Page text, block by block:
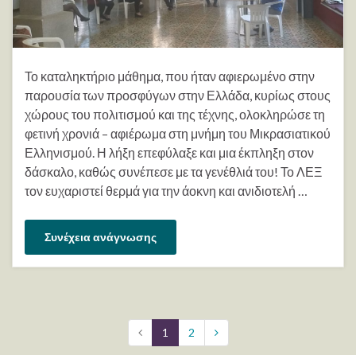
Το καταληκτήριο μάθημα, που ήταν αφιερωμένο στην
παρουσία των προσφύγων στην Ελλάδα, κυρίως στους
χώρους του πολιτισμού και της τέχνης, ολοκληρώσε τη
φετινή χρονιά – αφιέρωμα στη μνήμη του Μικρασιατικού
Ελληνισμού. Η λήξη επεφύλαξε και μια έκπληξη στον
δάσκαλο, καθώς συνέπεσε με τα γενέθλιά του! Το ΛΕΞ
τον ευχαριστεί θερμά για την άοκνη και ανιδιοτελή …
Συνέχεια ανάγνωσης
1 2